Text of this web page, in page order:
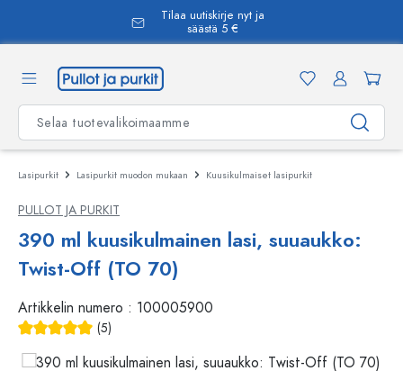
Tilaa uutiskirje nyt ja
säästä 5 €
Lasipurkit Lasipurkit muodon mukaan Kuusikulmaiset lasipurkit
PULLOT JA PURKIT
390 ml kuusikulmainen lasi, suuaukko:
Twist-Off (TO 70)
Artikkelin numero : 100005900
(5)